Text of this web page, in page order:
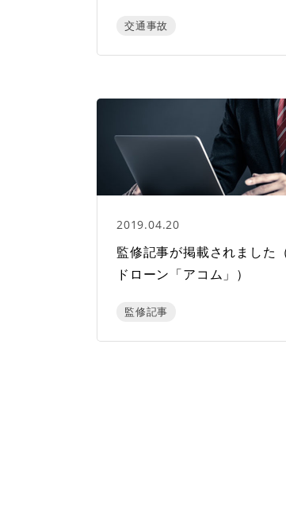
交通事故
2019.04.20
監修記事が掲載されました
ドローン「アコム」）
監修記事